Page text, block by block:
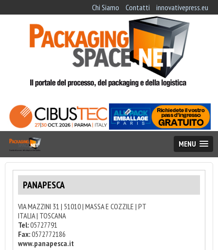
Chi Siamo Contatti innovativepress.eu
MENU
PANAPESCA
VIA MAZZINI 31 | 51010 | MASSA E COZZILE | PT
ITALIA | TOSCANA
Tel:05727791
Fax:0572772186
www.panapesca.it